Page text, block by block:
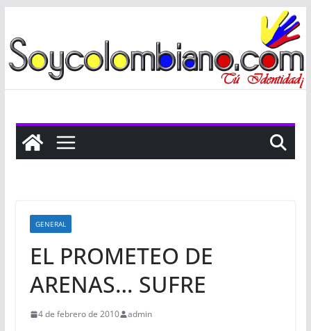
al
contenido
GENERAL
EL PROMETEO DE
ARENAS… SUFRE
4 de febrero de 2010 admin